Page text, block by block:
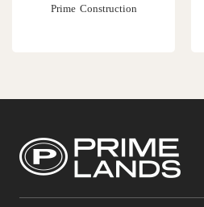
Prime Construction